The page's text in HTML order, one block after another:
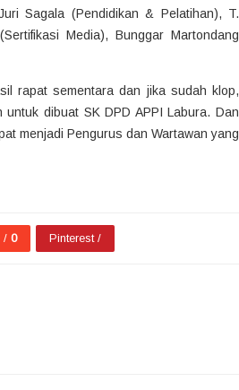
Sagala (Pendidikan & Pelatihan), T.
Media), Bunggar Martondang
rapat sementara dan jika sudah klop,
dibuat SK DPD APPI Labura. Dan
menjadi Pengurus dan Wartawan yang
/ 0 Pinterest /